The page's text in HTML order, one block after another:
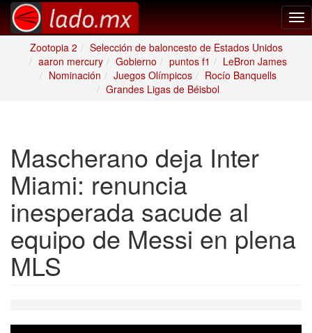
Zootopia 2
Selección de baloncesto de Estados Unidos
aaron mercury
Gobierno puntos f1
LeBron James
Nominación
Juegos Olímpicos
Rocío Banquells
Grandes Ligas de Béisbol
Mascherano deja Inter
Miami: renuncia
inesperada sacude al
equipo de Messi en plena
MLS